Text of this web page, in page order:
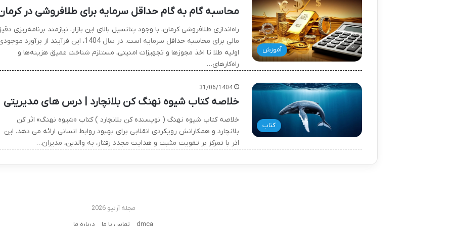
آموزش
محاسبه گام به گام حداقل سرمایه برای طلافروشی در
راه‌اندازی طلافروشی کرمان، با وجود پتانسیل بالای این بازار، نیازمند برنامه‌ریزی
مالی برای محاسبه حداقل سرمایه است. در سال 1404، این فرآیند از برآورد
اولیه طلا تا اخذ مجوزها و تجهیزات امنیتی، مستلزم شناخت عمیق هزینه‌ها و
راه‌کارهای…
کتاب
31/06/1404
خلاصه کتاب شیوه نهنگ کن بلانچارد | درس های مدیریتی
خلاصه کتاب شیوه نهنگ ( نویسنده کن بلانچارد ) کتاب «شیوه نهنگ» اثر کن
بلانچارد و همکارانش رویکردی انقلابی برای بهبود روابط انسانی ارائه می دهد. این
اثر با تمرکز بر تقویت مثبت و هدایت مجدد رفتار، به والدین، مدیران…
مجله آرتیو 2026